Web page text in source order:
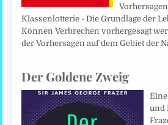
Klassenlotterie - Die Grundlage der
Können Verbrechen vorhergesagt
der Vorhersagen auf dem Gebiet der
Der Goldene Zweig
und